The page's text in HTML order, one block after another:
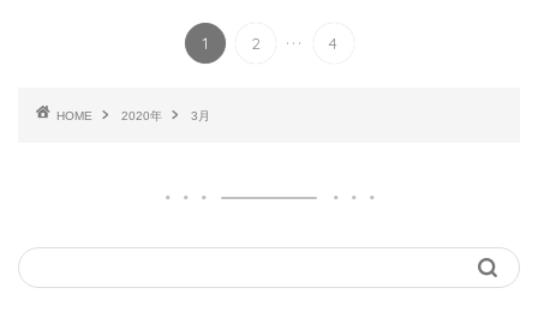
1 2 ... 4
HOME 2020年 3月